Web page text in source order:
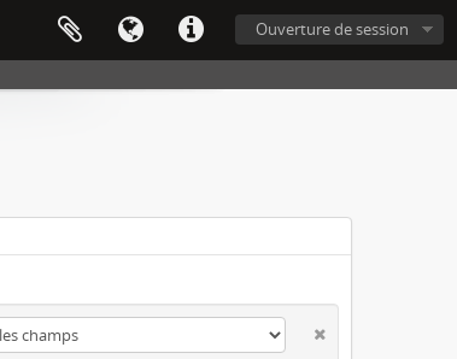
Ouverture de session